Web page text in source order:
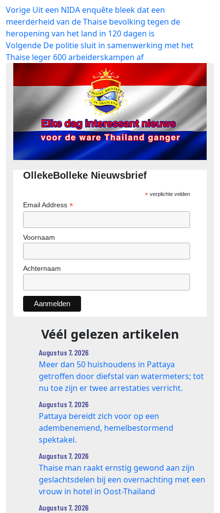
Bericht
navigatie
Vorige Vorig
bericht:
Uit een NIDA enquête bleek dat een
meerderheid van de Thaise bevolking tegen de
heropening van het land in 120 dagen is
Volgende Volgend
bericht:
De politie sluit in samenwerking met het
Thaise leger 600 arbeiderskampen af
OllekeBolleke Nieuwsbrief
*verplichte velden
Email Address *
Voornaam
Achternaam
Véél gelezen artikelen
Augustus 7, 2026
Meer dan 50 huishoudens in Pattaya
getroffen door diefstal van watermeters; tot
nu toe zijn er twee arrestaties verricht.
Augustus 7, 2026
Pattaya bereidt zich voor op een
adembenemend, hemelbestormend
spektakel.
Augustus 7, 2026
Thaise man raakt ernstig gewond aan zijn
geslachtsdelen bij een overnachting met een
vrouw in hotel in Oost-Thailand
Augustus 7, 2026